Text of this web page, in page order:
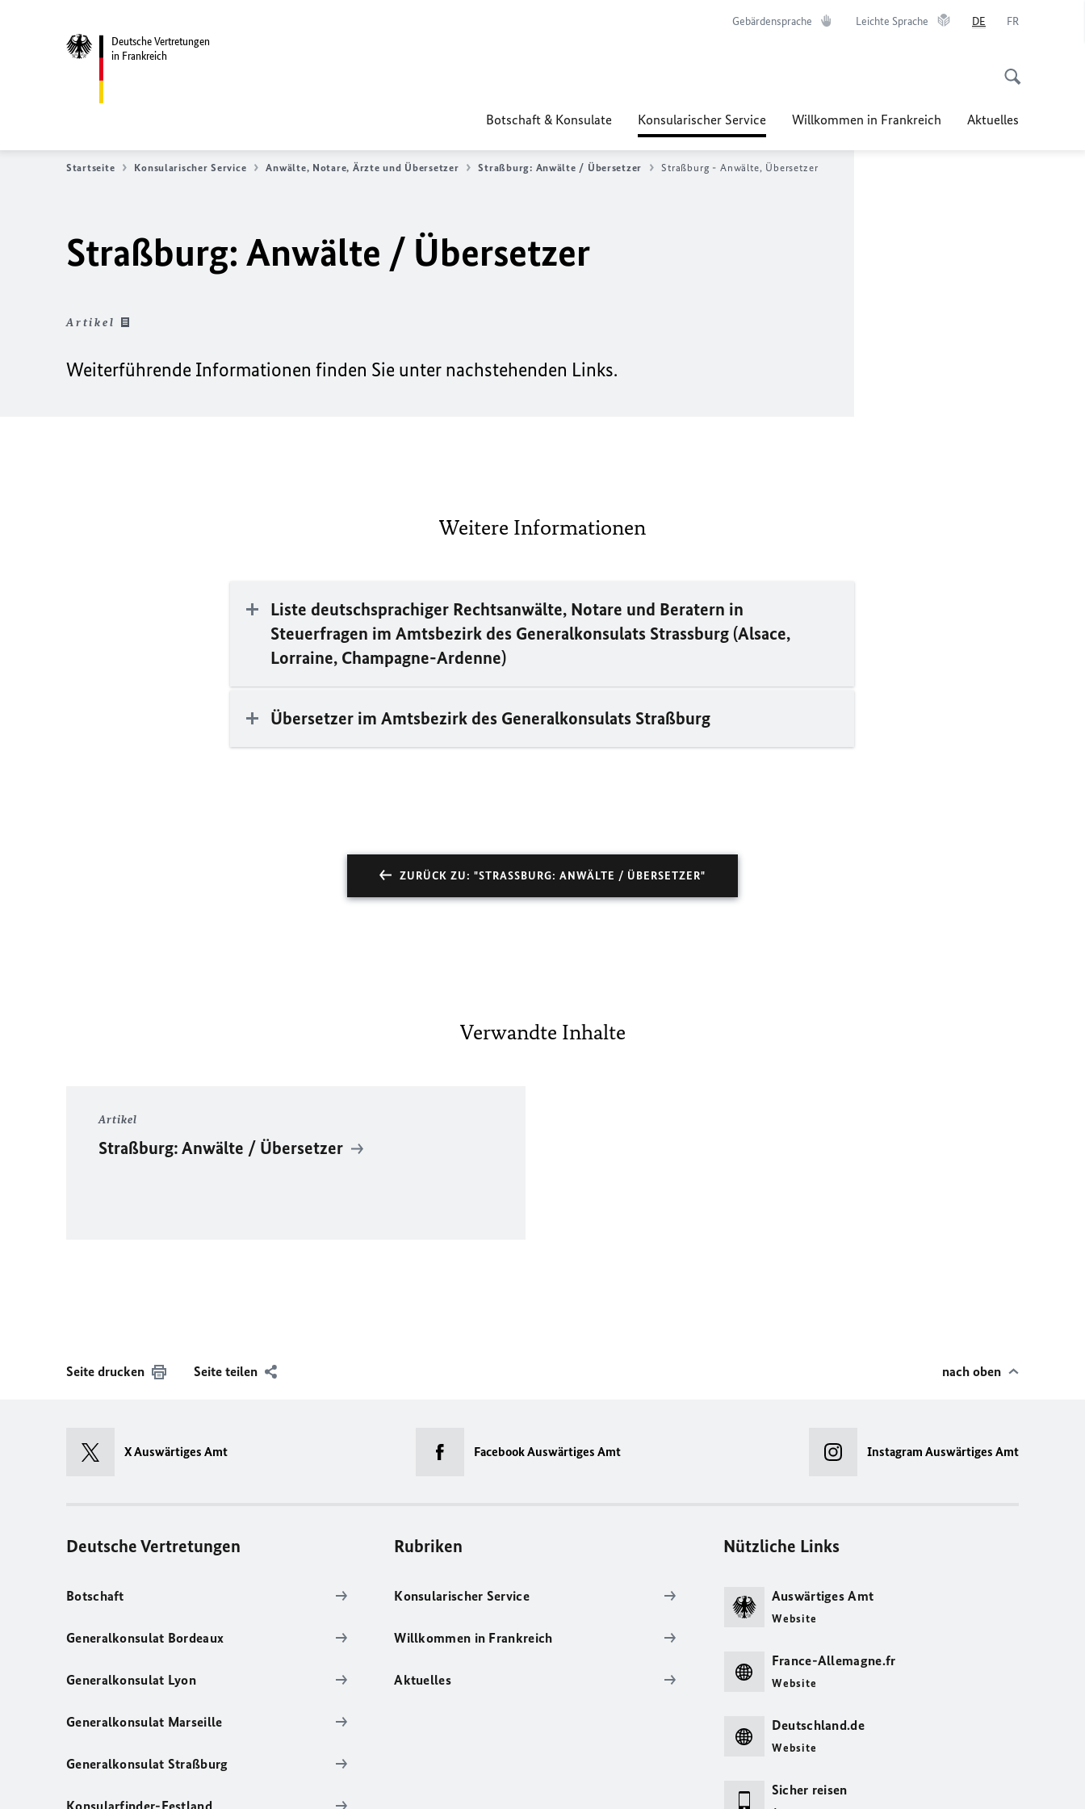
Deutsche Vertretungen
in Frankreich
Gebärdensprache Leichte Sprache DE FR
Botschaft & Konsulate Konsularischer Service Willkommen in Frankreich Aktuelles
Startseite Konsularischer Service Anwälte, Notare, Ärzte und Übersetzer Straßburg: Anwälte / Übersetzer Straßburg - Anwälte, Übersetzer
Straßburg: Anwälte / Übersetzer
Artikel
Weiterführende Informationen finden Sie unter nachstehenden Links.
Weitere Informationen
Liste deutschsprachiger Rechtsanwälte, Notare und Beratern in
Steuerfragen im Amtsbezirk des Generalkonsulats Strassburg(Alsace,
Lorraine, Champagne-Ardenne)
Übersetzer im Amtsbezirk des Generalkonsulats Straßburg
ZURÜCK ZU: "STRASSBURG: ANWÄLTE / ÜBERSETZER"
Verwandte Inhalte
Artikel
Straßburg: Anwälte / Übersetzer
Seite drucken Seite teilen nach oben
X Auswärtiges Amt Facebook Auswärtiges Amt Instagram Auswärtiges Amt
Deutsche Vertretungen
Botschaft
Generalkonsulat Bordeaux
Generalkonsulat Lyon
Generalkonsulat Marseille
Generalkonsulat Straßburg
Konsularfinder-Festland
Rubriken
Konsularischer Service
Willkommen in Frankreich
Aktuelles
Nützliche Links
Auswärtiges Amt
Website
France-Allemagne.fr
Website
Deutschland.de
Website
Sicher reisen